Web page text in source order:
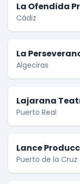
La Ofendida
Cádiz
La
Algeciras
Lajarana
Puerto Real
Lance
Puerto de la Cruz